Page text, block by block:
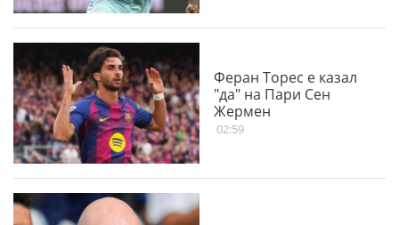
Феран Торес е казал
"да" на Пари Сен
Жермен
02:59